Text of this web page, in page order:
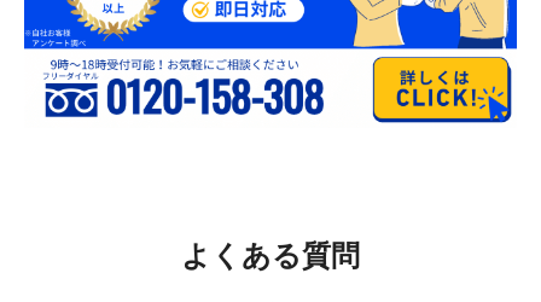
よくある質問